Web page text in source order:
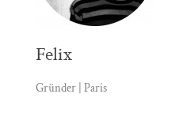
Felix
Gründer | Paris